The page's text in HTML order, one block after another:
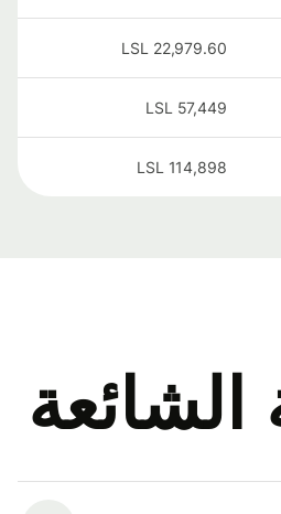
22,979.60
LSL
57,449
LSL
114,898
LSL
الشائعة